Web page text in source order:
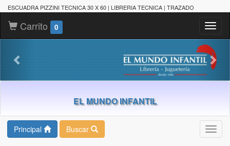
ESCUADRA PIZZINI TECNICA 30 X 60 | LIBRERIA TECNICA | TRAZADO
Carrito 0
EL MUNDO INFANTIL
Principal Buscar